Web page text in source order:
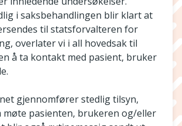
i saksbehandlingen blir klart at
til statsforvalteren for
overlater vi i all hovedsak til
å ta kontakt med pasient, bruker
gjennomfører stedlig tilsyn,
møte pasienten, brukeren og/eller